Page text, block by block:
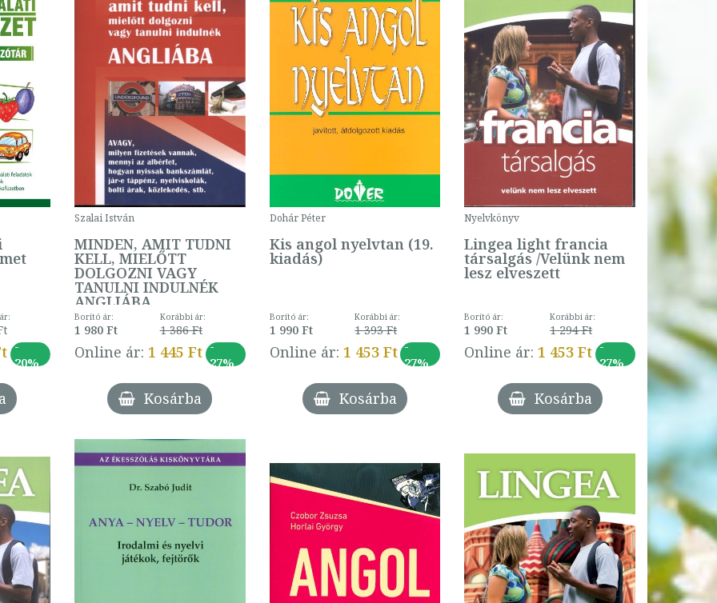
-
20%
Szalai István
MINDEN, AMIT TUDNI
KELL, MIELŐTT
DOLGOZNI VAGY
TANULNI INDULNÉK
ANGLIÁBA
Borító ár:
1 980 Ft
Korábbi ár:
1 386 Ft
Online ár: 1 445 Ft -
27%
Kosárba
Dohár Péter
Kis angol nyelvtan (19.
kiadás)
Borító ár:
1 990 Ft
Korábbi ár:
1 393 Ft
Online ár: 1 453 Ft -
27%
Kosárba
Nyelvkönyv
Lingea light francia
társalgás /Velünk nem
lesz elveszett
Borító ár:
1 990 Ft
Korábbi ár:
1 294 Ft
Online ár: 1 453 Ft -
27%
Kosárba